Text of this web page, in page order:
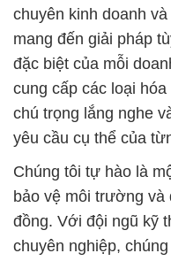
chuyên kinh doanh
mang đến giải pháp
đặc biệt của mỗi
cung cấp các loại
chú trọng lắng nghe
yêu cầu cụ thể của
Chúng tôi tự hào là
bảo vệ môi trường và
đồng. Với đội ngũ kỹ
chuyên nghiệp,